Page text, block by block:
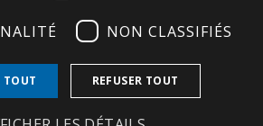
© 2026 Bleu Provence
NON CLASSIFIÉS
TOUT REFUSER TOUT